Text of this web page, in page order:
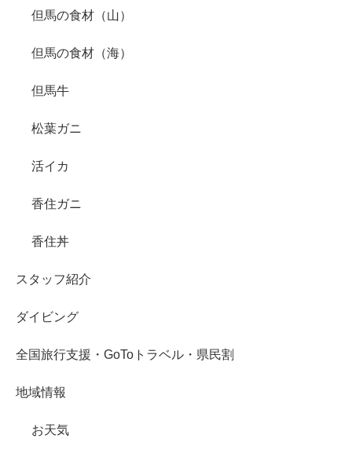
但馬の食材（山）
但馬の食材（海）
但馬牛
松葉ガニ
活イカ
香住ガニ
香住丼
スタッフ紹介
ダイビング
全国旅行支援・GoToトラベル・県民割
地域情報
お天気